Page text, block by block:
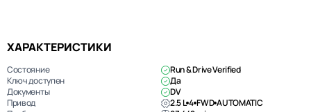
ХАРАКТЕРИСТИКИ
Состояние
Run & Drive Verified
Ключ доступен
Да
Документы
DV
Привод
2.5 L 4 FWD AUTOMATIC